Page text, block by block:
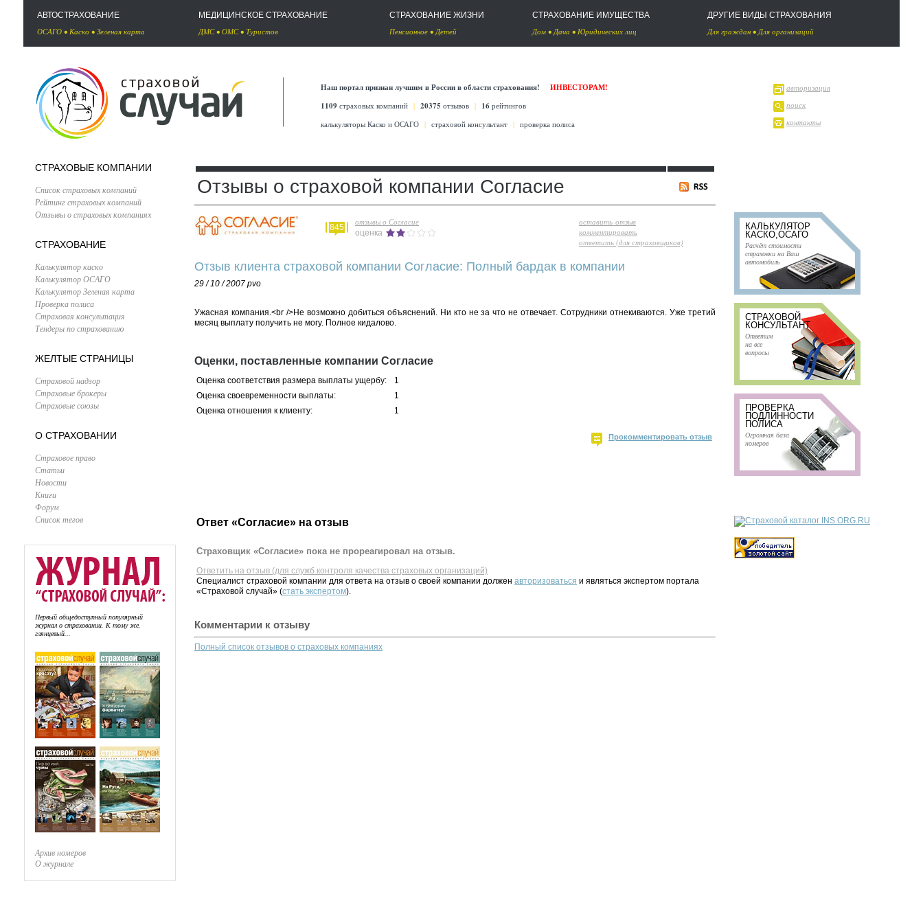
АВТОСТРАХОВАНИЕ
ОСАГО • Каско • Зеленая карта
МЕДИЦИНСКОЕ СТРАХОВАНИЕ
ДМС• ОМС• Туристов
СТРАХОВАНИЕ ЖИЗНИ
Пенсионное •Детей
СТРАХОВАНИЕ ИМУЩЕСТВА
Дом •Дача • Юридических лиц
ДРУГИЕ ВИДЫ СТРАХОВАНИЯ
Для граждан •Для организаций
Наш портал признан лучшим в России в области страхования!
ИНВЕСТОРАМ!
1109 страховых компаний | 20375 отзывов | 16 рейтингов
калькуляторы Каско и ОСАГО | страховой консультант | проверка полиса
авторизация
поиск
контакты
СТРАХОВЫЕ КОМПАНИИ
Список страховых компаний
Рейтинг страховых компаний
Отзывы о страховых компаниях
СТРАХОВАНИЕ
Калькулятор каско
Калькулятор ОСАГО
Калькулятор Зеленая карта
Проверка полиса
Страховая консультация
Тендеры по страхованию
ЖЕЛТЫЕ СТРАНИЦЫ
Страховой надзор
Страховые брокеры
Страховые союзы
О СТРАХОВАНИИ
Страховое право
Статьи
Новости
Книги
Форум
Список тегов
Первый общедоступный популярный
журнал о страховании. К тому же,
глянцевый...
Архив номеров
О журнале
Отзывы о страховой компании Согласие
845
отзывы о Согласие
оценка
оставить отзыв
комментировать
ответить (для страховщиков)
Отзыв клиента страховой компании Согласие: Полный бардак в компании
29 / 10 / 2007 pvo
Ужасная компания.<br />Не возможно добиться объяснений. Ни кто не за что не отвечает. Сотрудники отнекиваются. Уже третий
месяц выплату получить не могу. Полное кидалово.
Оценки, поставленные компании Согласие
Оценка соответствия размера выплаты ущербу:
1
Оценка своевременности выплаты:
1
Оценка отношения к клиенту:
1
Прокомментировать отзыв
Ответ «Согласие» на отзыв
Страховщик «Согласие» пока не прореагировал на отзыв.
Ответить на отзыв (для служб контроля качества страховых организаций)
Специалист страховой компании для ответа на отзыв о своей компании должен авторизоваться и являться экспертом портала
«Страховой случай» (стать экспертом).
Комментарии к отзыву
Полный список отзывов о страховых компаниях
КАЛЬКУЛЯТОР
КАСКО,ОСАГО
Расчёт стоимости
страховки на Ваш
автомобиль
СТРАХОВОЙ
КОНСУЛЬТАНТ
Ответим
на все
вопросы
ПРОВЕРКА
ПОДЛИННОСТИ
ПОЛИСА
Огромная база
номеров